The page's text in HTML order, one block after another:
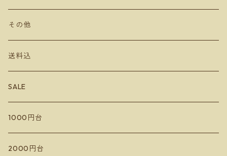
千歳ワイナリー
宮本ヴィンヤード
10R Winery
イレンカ
ルナピエナ
アビーズバインズ
チーズ
その他
送料込
SALE
1000円台
2000円台